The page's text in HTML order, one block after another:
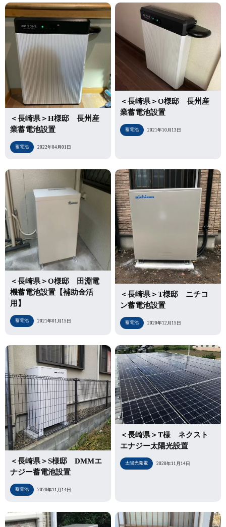
＜長崎県＞H様邸 長州産
業蓄電池設置
蓄電池 2022年04月01日
＜長崎県＞O様邸 長州産
業蓄電池設置
蓄電池 2021年10月13日
＜長崎県＞O様邸 田淵電
機蓄電池設置【補助金活
用】
蓄電池 2021年01月15日
＜長崎県＞T様邸 ニチコ
ン蓄電池設置
蓄電池 2020年12月15日
＜長崎県＞S様邸 DMMエ
ナジー蓄電池設置
蓄電池 2020年11月14日
＜長崎県＞T様 ネクスト
エナジー太陽光設置
太陽光発電 2020年11月14日